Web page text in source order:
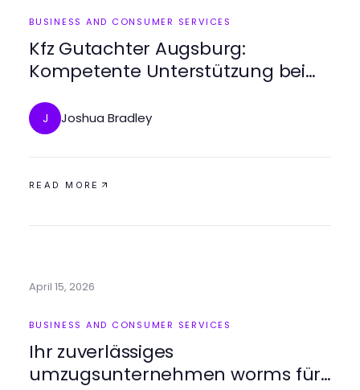
BUSINESS AND CONSUMER SERVICES
Kfz Gutachter Augsburg:
Kompetente Unterstützung bei
J Joshua Bradley
READ MORE
April 15, 2026
BUSINESS AND CONSUMER SERVICES
Ihr zuverlässiges
umzugsunternehmen worms für